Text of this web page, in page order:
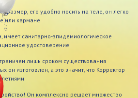
размер, его удобно носить на теле, он легко
или кармане
санитарно-эпидемиологическое
удостоверение
лишь сроком существования
он изготовлен, а это значит, что Корректор
Он комплексно решает множество